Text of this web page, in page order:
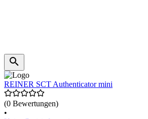
REINER SCT Authenticator mini
(0 Bewertungen)
•